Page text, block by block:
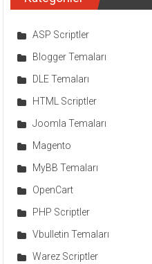
ASP Scriptler
Blogger Temaları
DLE Temaları
HTML Scriptler
Joomla Temaları
Magento
MyBB Temaları
OpenCart
PHP Scriptler
Vbulletin Temaları
Warez Scriptler